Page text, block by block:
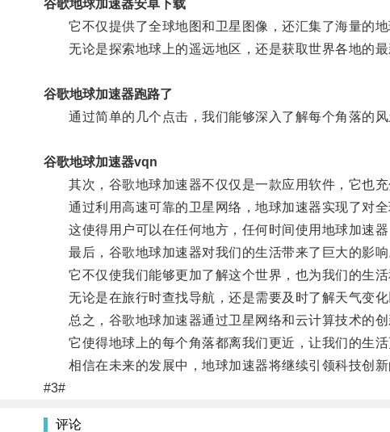
谷歌地球加速器安卓下载
它不仅提供了全球地图和卫星图像，还汇集了海量的地
无论是探索地球上的遥远地区，还是获取世界各地的最
谷歌地球加速器跑路了
通过简单的几个点击，我们能够深入了解每个角落的风
谷歌地球加速器vqn
其次，谷歌地球加速器不仅仅是一款应用软件，它也充
通过利用高速可靠的卫星网络，地球加速器实现了对全
这使得用户可以在任何地方，任何时间使用地球加速器
最后，谷歌地球加速器对我们的生活带来了巨大的影响
它不仅使我们能够更加了解这个世界，也为我们的生活
无论是在旅行时查找导航，还是需要及时了解天气变化
总之，谷歌地球加速器通过卫星网络和云计算技术的创
它使得地球上的每个角落都离我们更近，让我们的生活
相信在未来的发展中，地球加速器将继续引领科技创新
#3#
评论